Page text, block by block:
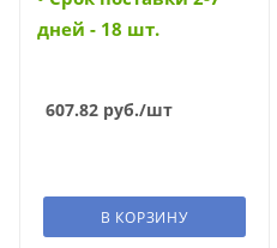
дней - 18 шт.
607.82 руб./шт
В КОРЗИНУ